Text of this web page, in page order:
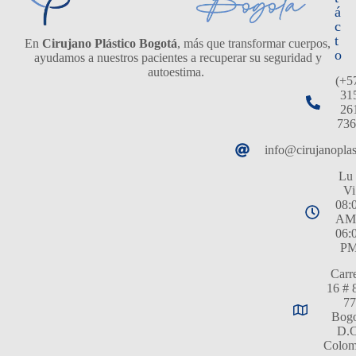
En Cirujano Plástico Bogotá, más que transformar cuerpos,
ayudamos a nuestros pacientes a recuperar su seguridad y
autoestima.
á
c
t
o
Lu
Vi
16 #
77